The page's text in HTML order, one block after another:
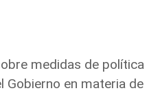
medidas de política
Gobierno en materia de